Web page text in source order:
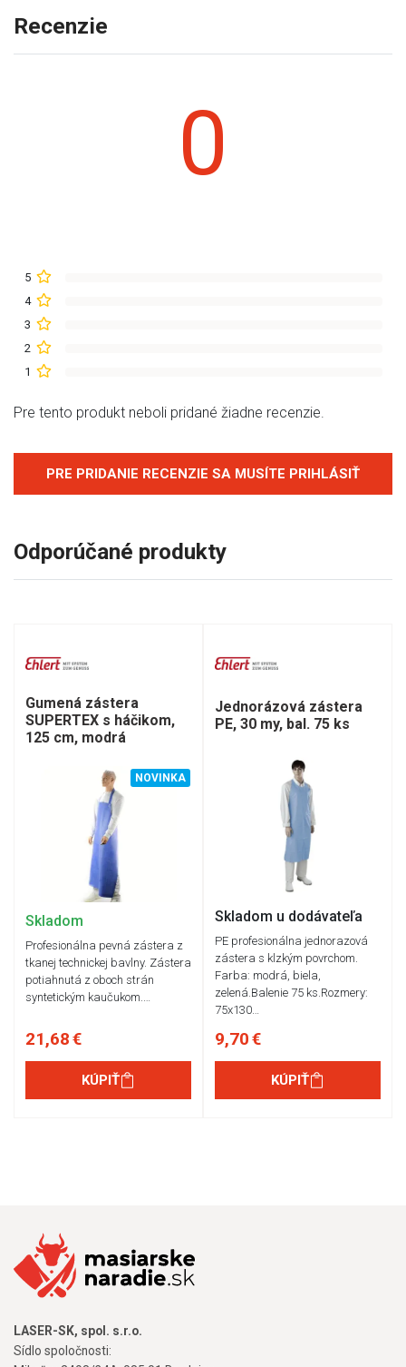
Recenzie
0
5
4
3
2
1
Pre tento produkt neboli pridané žiadne recenzie.
PRE PRIDANIE RECENZIE SA MUSÍTE PRIHLÁSIŤ
Odporúčané produkty
Gumená zástera
SUPERTEX s háčikom,
125 cm, modrá
NOVINKA
Skladom
Profesionálna pevná zástera z
tkanej technickej bavlny. Zástera
potiahnutá z oboch strán
syntetickým kaučukom.…
21,68 €
KÚPIŤ
Jednorázová zástera
PE, 30 my, bal. 75 ks
Skladom u dodávateľa
PE profesionálna jednorazová
zástera s klzkým povrchom.
Farba: modrá, biela,
zelená.Balenie 75 ks.Rozmery:
75x130…
9,70 €
KÚPIŤ
LASER-SK, spol. s.r.o.
Sídlo spoločnosti: